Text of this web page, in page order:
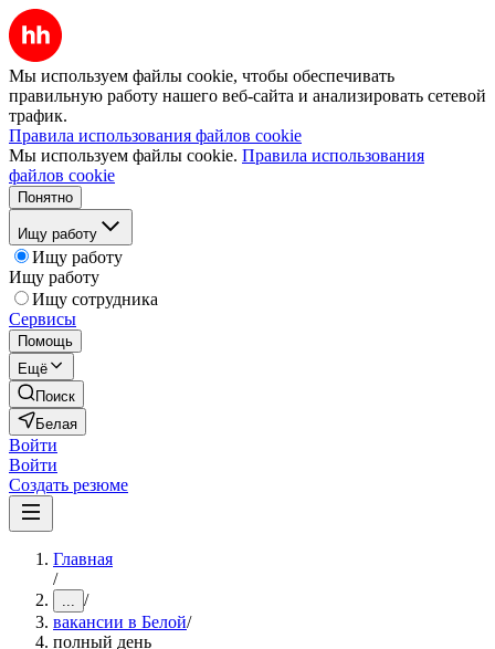
Мы используем файлы cookie, чтобы обеспечивать
правильную работу нашего веб-сайта и анализировать сетевой
трафик.
Правила использования файлов cookie
Мы используем файлы cookie. Правила использования
файлов cookie
Понятно
Ищу работу
Ищу работу
Ищу работу
Ищу сотрудника
Сервисы
Помощь
Ещё
Поиск
Белая
Войти
Войти
Создать резюме
Главная
/
... /
вакансии в Белой/
полный день